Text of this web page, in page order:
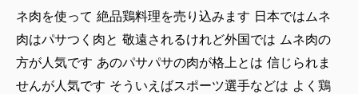
ネ肉を使って 絶品鶏料理を売り込みます 日本ではムネ
肉はパサつく肉と 敬遠されるけれど外国では ムネ肉の
方が人気です あのパサパサの肉が格上とは 信じられま
せんが人気です そういえばスポーツ選手などは よく鶏